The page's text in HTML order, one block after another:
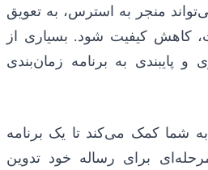
منجر به استرس، به تعویق
کاهش کیفیت شود. بسیاری از
و پایبندی به برنامه زمان‌بندی
شما کمک می‌کند تا یک برنامه
برای رساله خود تدوین